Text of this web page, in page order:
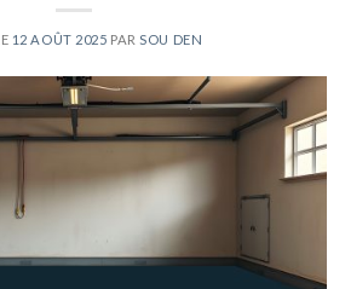
12 AOÛT 2025 PAR SOU DEN